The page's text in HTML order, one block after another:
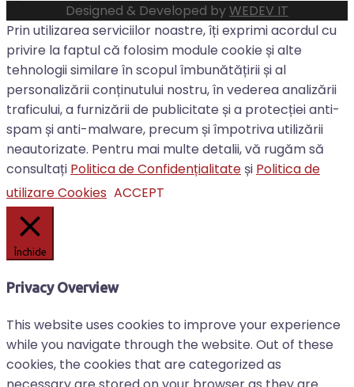
Designed & Developed byWEDEV IT
Prin utilizarea serviciilor noastre, îți exprimi acordul cu
privire la faptul că folosim module cookie și alte
tehnologii similare în scopul îmbunătățirii și al
personalizării conținutului nostru, în vederea analizării
traficului, a furnizării de publicitate și a protecției anti-
spam și anti-malware, precum și împotriva utilizării
neautorizate. Pentru mai multe detalii, vă rugăm să
consultați Politica de Confidențialitate și Politica de
utilizare Cookies ACCEPT
Închide
Privacy Overview
This website uses cookies to improve your experience
while you navigate through the website. Out of these
cookies, the cookies that are categorized as